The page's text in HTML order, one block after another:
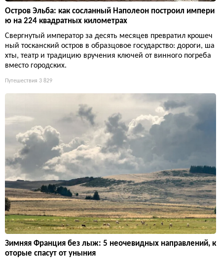
Остров Эльба: как сосланный Наполеон построил импери
ю на 224 квадратных километрах
Свергнутый император за десять месяцев превратил крошеч
ный тосканский остров в образцовое государство: дороги, ша
хты, театр и традицию вручения ключей от винного погреба
вместо городских.
Путешествия 3 829
Зимняя Франция без лыж: 5 неочевидных направлений, к
оторые спасут от уныния